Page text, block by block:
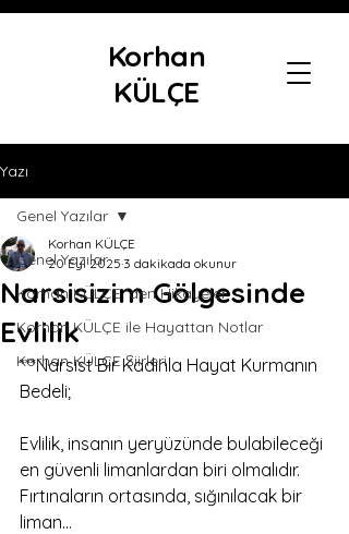
Korhan
KÜLÇE
Yazı
Genel Yazılar
Korhan KÜLÇE 'den Hikayeler
Korhan KÜLÇE ile Hayattan Notlar
Korhan KÜLÇE Şiirleri
Genel Yazılar
Narsisizim Gölgesinde
Evlilik
Korhan KÜLÇE
20 Eyl 2025 3 dakikada okunur
***Narsist Bir Kadınla Hayat Kurmanın
Bedeli;
Evlilik, insanın yeryüzünde bulabileceği
en güvenli limanlardan biri olmalıdır.
Fırtınaların ortasında, sığınılacak bir
liman…